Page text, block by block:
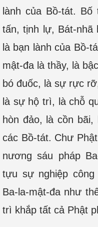
lành của Bồ-tát.
tấn, tịnh lự, Bát-nhã
là bạn lành của Bồ-
mật-đa là thầy, là
bó đuốc, là sự rực
là sự hộ trì, là chỗ
hòn đảo, là cồn
các Bồ-tát. Chư
nương sáu pháp
tựu sự nghiệp
Ba-la-mật-đa như
trì khắp tất cả Phật